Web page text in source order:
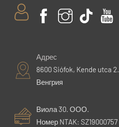
Адрес
8600 Siófok, Kende utca 2.
Венгрия
Виола 30. ООО.
Номер NTAK: SZ19000757